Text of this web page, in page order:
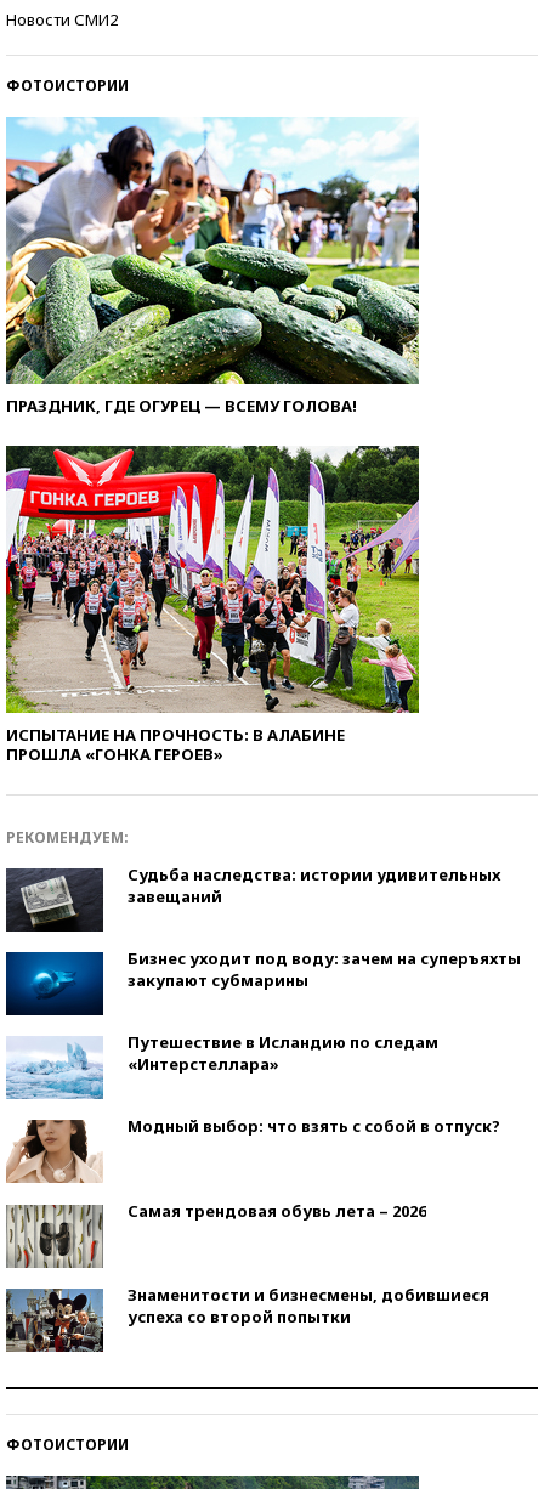
Новости СМИ2
ФОТОИСТОРИИ
ПРАЗДНИК, ГДЕ ОГУРЕЦ — ВСЕМУ ГОЛОВА!
ИСПЫТАНИЕ НА ПРОЧНОСТЬ: В АЛАБИНЕ
ПРОШЛА «ГОНКА ГЕРОЕВ»
РЕКОМЕНДУЕМ:
Судьба наследства: истории удивительных
завещаний
Бизнес уходит под воду: зачем на суперъяхты
закупают субмарины
Путешествие в Исландию по следам
«Интерстеллара»
Модный выбор: что взять с собой в отпуск?
Самая трендовая обувь лета – 2026
Знаменитости и бизнесмены, добившиеся
успеха со второй попытки
ФОТОИСТОРИИ